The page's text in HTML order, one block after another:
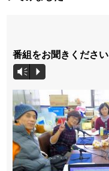
番組をお聞きください
音
プ
レ
ー
ヤ
ー
Vm P